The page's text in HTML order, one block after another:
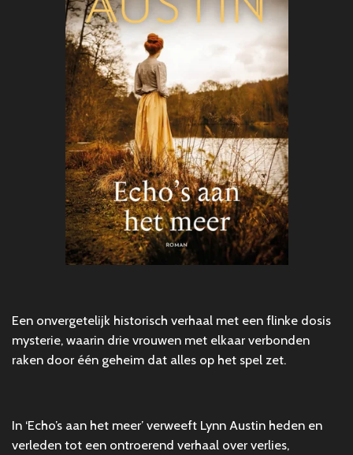
Een onvergetelijk historisch verhaal met een flinke dosis
mysterie, waarin drie vrouwen met elkaar verbonden
raken door één geheim dat alles op het spel zet.
In ‘Echo’s aan het meer’ verweeft Lynn Austin heden en
verleden tot een ontroerend verhaal over verlies,